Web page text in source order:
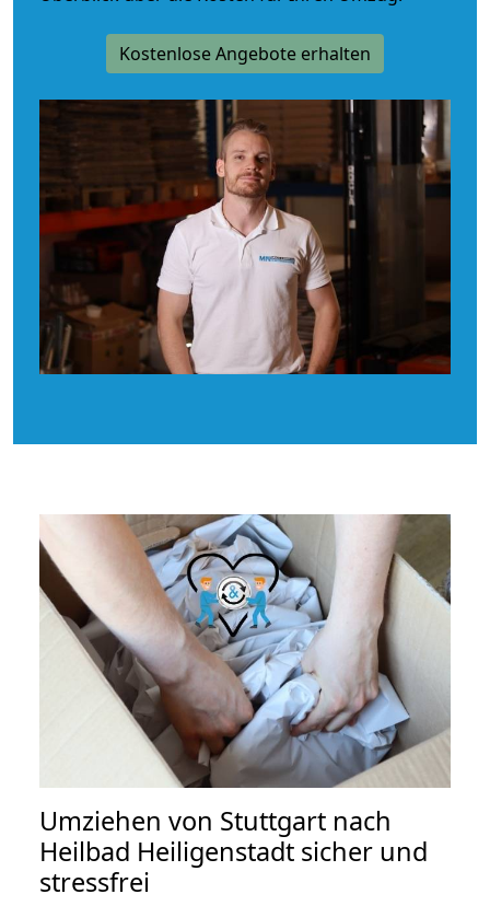
Kostenlose Angebote erhalten
Umziehen von Stuttgart nach
Heilbad Heiligenstadt sicher und
stressfrei